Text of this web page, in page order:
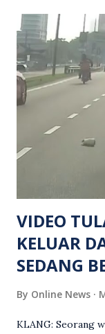
hiburan di
meninggal dunia
manakala seorang
Turut dipercayai
namun identitinya
keluar dari lokasi
mengesan dua
siasatan lanjut.
Keseksaan
maklumat diminta
VIDEO
KELUAR
SEDANG
By Online News
KLANG: Seorang